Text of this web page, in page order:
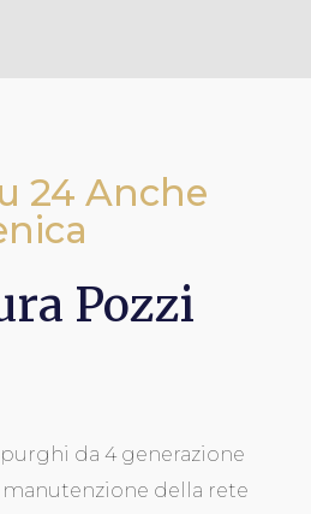
24 Anche
Pozzi
da 4 generazione
della rete